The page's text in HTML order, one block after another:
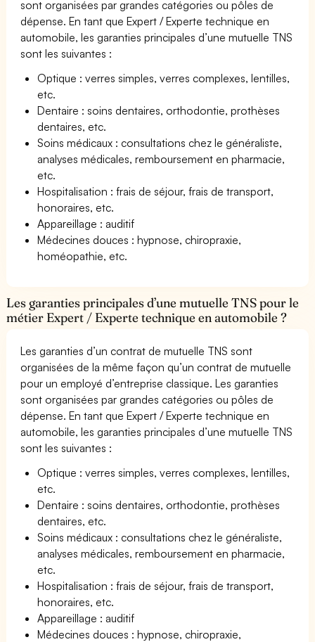
sont organisées par grandes catégories ou pôles de
dépense. En tant que Expert / Experte technique en
automobile, les garanties principales d’une mutuelle TNS
sont les suivantes :
Optique : verres simples, verres complexes, lentilles,
etc.
Dentaire : soins dentaires, orthodontie, prothèses
dentaires, etc.
Soins médicaux : consultations chez le généraliste,
analyses médicales, remboursement en pharmacie,
etc.
Hospitalisation : frais de séjour, frais de transport,
honoraires, etc.
Appareillage : auditif
Médecines douces : hypnose, chiropraxie,
homéopathie, etc.
Les garanties principales d’une mutuelle TNS pour le
métier Expert / Experte technique en automobile ?
Les garanties d’un contrat de mutuelle TNS sont
organisées de la même façon qu’un contrat de mutuelle
pour un employé d’entreprise classique. Les garanties
sont organisées par grandes catégories ou pôles de
dépense. En tant que Expert / Experte technique en
automobile, les garanties principales d’une mutuelle TNS
sont les suivantes :
Optique : verres simples, verres complexes, lentilles,
etc.
Dentaire : soins dentaires, orthodontie, prothèses
dentaires, etc.
Soins médicaux : consultations chez le généraliste,
analyses médicales, remboursement en pharmacie,
etc.
Hospitalisation : frais de séjour, frais de transport,
honoraires, etc.
Appareillage : auditif
Médecines douces : hypnose, chiropraxie,